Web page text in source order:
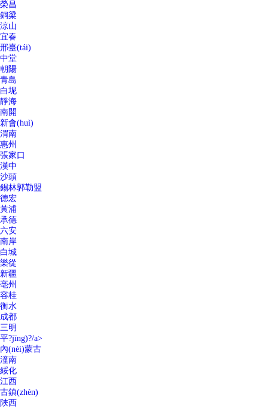
榮昌
銅梁
涼山
宜春
邢臺(tái)
中堂
朝陽
青島
白坭
靜海
南開
新會(huì)
渭南
惠州
張家口
漢中
沙頭
錫林郭勒盟
德宏
黃浦
承德
六安
南岸
白城
樂從
新疆
亳州
容桂
衡水
成都
三明
平?jīng)?/a>
內(nèi)蒙古
潼南
綏化
江西
古鎮(zhèn)
陜西